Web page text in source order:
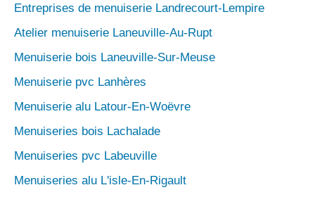
Entreprises de menuiserie Landrecourt-Lempire
Atelier menuiserie Laneuville-Au-Rupt
Menuiserie bois Laneuville-Sur-Meuse
Menuiserie pvc Lanhères
Menuiserie alu Latour-En-Woëvre
Menuiseries bois Lachalade
Menuiseries pvc Labeuville
Menuiseries alu L'isle-En-Rigault